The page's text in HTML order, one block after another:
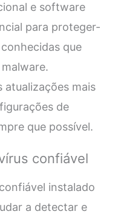
e software
para proteger-
que
atualizações mais
de
que possível.
confiável
instalado
a detectar e